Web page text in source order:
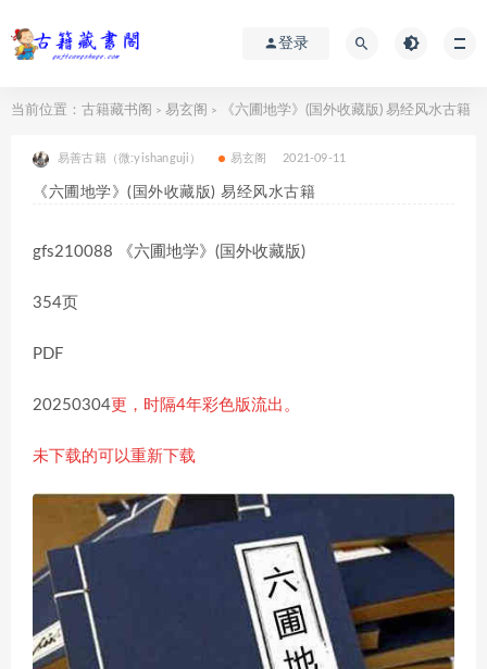
登录
当前位置： 古籍藏书阁 > 易玄阁 > 《六圃地学》(国外收藏版) 易经风水古籍
易善古籍（微:yishanguji） 易玄阁 2021-09-11
《六圃地学》(国外收藏版) 易经风水古籍
gfs210088 《六圃地学》(国外收藏版)
354页
PDF
20250304更，时隔4年彩色版流出。
未下载的可以重新下载